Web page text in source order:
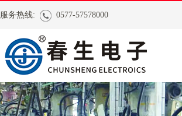
服务热线: 0577-57578000